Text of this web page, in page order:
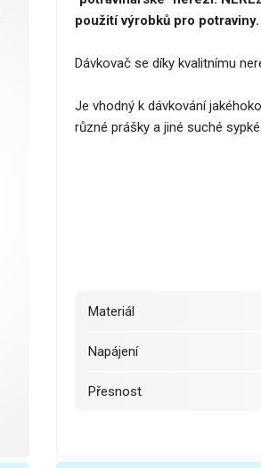
použití výrobků pro potraviny.
Dávkovač se díky kvalitnímu
Je vhodný k dávkování
různé prášky a jiné suché
Materiál
Napájení
Přesnost